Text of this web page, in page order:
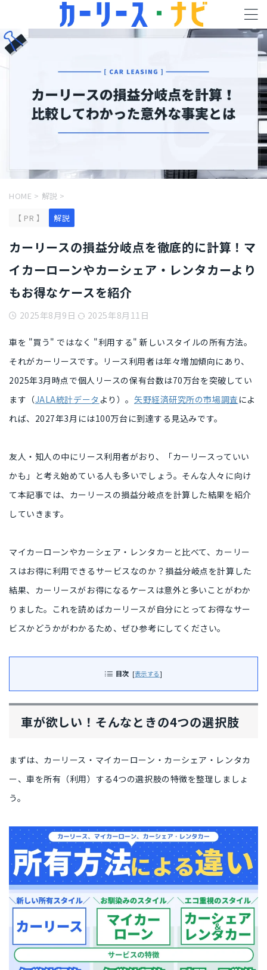
HOME > 解説 >
【 PR 】
解説
カーリースの損益分岐点を徹底的に計算！マ
イカーローンやカーシェア・レンタカーより
もお得なケースを紹介
2025年8月9日 2025年8月11日
車を "買う" ではなく "利用する" 新しいスタイルの所有方法。
それがカーリースです。リース利用者は年々増加傾向にあり、
2025年3月時点で個人リースの保有台数は70万台を突破してい
ます（JALA統計データ より）。 矢野経済研究所の市場調査 によ
れば、2027年3月には100万台に到達する見込みです。
友人・知人の中にリース利用者がおり、
「カーリースっていい
かも」と考え始めている人も多いでしょう。そんな人々に向け
て本記事では、カーリースの損益分岐点を計算した結果を紹介
していきます。
マイカーローンやカーシェア・レンタカーと比べて、カーリー
スはお得に利用できるサービスなのか？ 損益分岐点を計算した
結果、カーリースがお得になるケースは意外と多い ことがわか
りました。これを読めばカーリースが自分にとってお得なサー
ビスかどうかがわかる ため、ぜひ参考にしてください。
目次 [表示する]
車が欲しい！そんなときの4つの選択肢
まずは、カーリース・マイカーローン・カーシェア・レンタカ
ー、車を所有（利用）する4つの選択肢の特徴を整理しましょ
う。